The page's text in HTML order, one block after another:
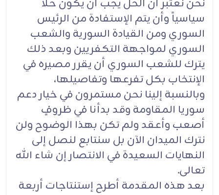
نحن نعتبر أن الحل يجب أن يكون حلاً
سياسياً وأن يتم الإستفادة من الرئيس
السوري ومن القيادة السورية والشعب
السوري لمواجهة التكفريين وبعد ذلك
يترك للشعب السوري أن يقرر مصيره في
الإنتخاب بكل تفرعها وتفاصيلها،
وبالنسبة إلينا نحن مستمرون في خيار دعم
سوريا المقاومة وقد بدأنا في ظروفٍ
أصعب وأعقد ولم تكن بهذا الوضوح ولن
نترك الميدان الآن بل سنتابع لنصل إلى
النهايات السعيدة في الانتصار إن شاء الله
تعالى.
بعد هذه المقدمة أطرح إستنتاجات أربعة